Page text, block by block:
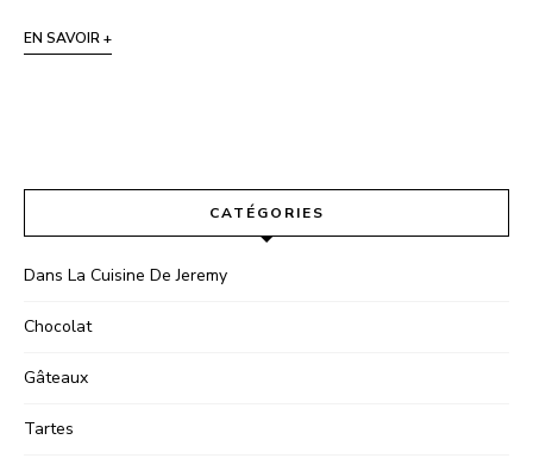
EN SAVOIR +
CATÉGORIES
Dans La Cuisine De Jeremy
Chocolat
Gâteaux
Tartes